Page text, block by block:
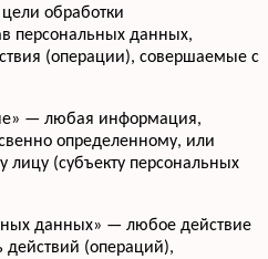
обработки
персональных данных,
(операции), совершаемые с
— любая информация,
определенному, или
(субъекту персональных
данных» — любое действие
действий (операций),